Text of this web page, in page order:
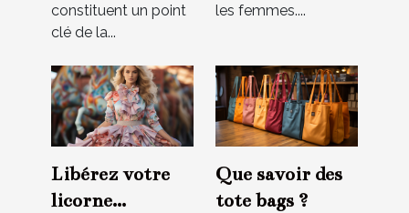
constituent un point
clé de la...
les femmes....
Libérez votre
licorne
Que savoir des
tote bags ?